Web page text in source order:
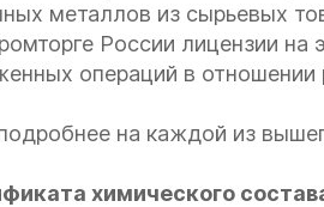
металлов из сырьевых
России лицензии на
операций в отношении
на каждой из
химического